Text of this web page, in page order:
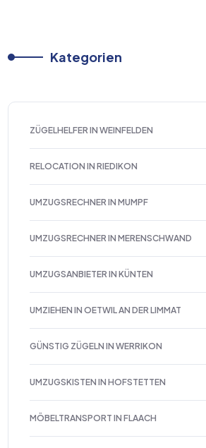
Kategorien
ZÜGELHELFER IN WEINFELDEN
RELOCATION IN RIEDIKON
UMZUGSRECHNER IN MUMPF
UMZUGSRECHNER IN MERENSCHWAND
UMZUGSANBIETER IN KÜNTEN
UMZIEHEN IN OETWIL AN DER LIMMAT
GÜNSTIG ZÜGELN IN WERRIKON
UMZUGSKISTEN IN HOFSTETTEN
MÖBELTRANSPORT IN FLAACH